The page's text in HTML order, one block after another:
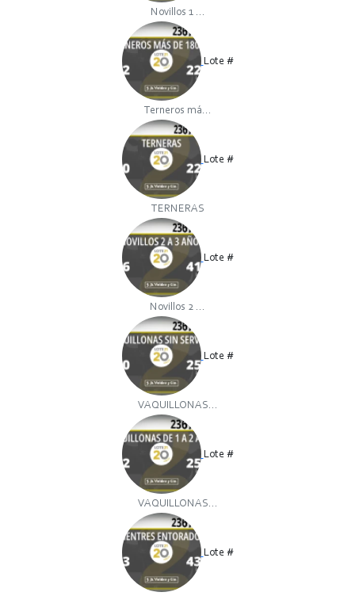
Novillos 1 ...
Lote #
Terneros má...
Lote #
TERNERAS
Lote #
Novillos 2 ...
Lote #
VAQUILLONAS...
Lote #
VAQUILLONAS...
Lote #